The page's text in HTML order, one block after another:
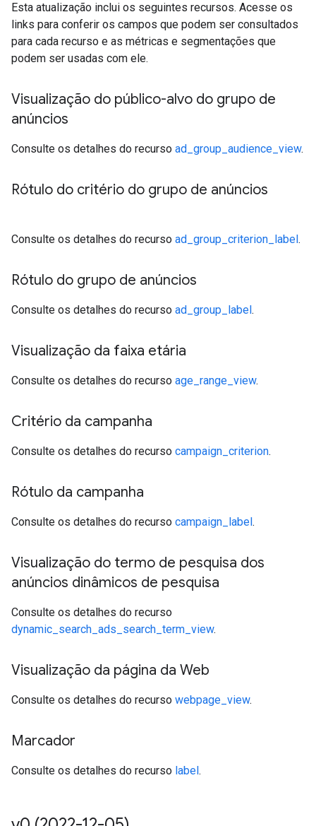
Esta atualização inclui os seguintes recursos. Acesse os
links para conferir os campos que podem ser consultados
para cada recurso e as métricas e segmentações que
podem ser usadas com ele.
Visualização do público-alvo do grupo de
anúncios
Consulte os detalhes do recurso ad_group_audience_view.
Rótulo do critério do grupo de anúncios
Consulte os detalhes do recurso ad_group_criterion_label.
Rótulo do grupo de anúncios
Consulte os detalhes do recurso ad_group_label.
Visualização da faixa etária
Consulte os detalhes do recurso age_range_view.
Critério da campanha
Consulte os detalhes do recurso campaign_criterion.
Rótulo da campanha
Consulte os detalhes do recurso campaign_label.
Visualização do termo de pesquisa dos
anúncios dinâmicos de pesquisa
Consulte os detalhes do recurso
dynamic_search_ads_search_term_view.
Visualização da página da Web
Consulte os detalhes do recurso webpage_view.
Marcador
Consulte os detalhes do recurso label.